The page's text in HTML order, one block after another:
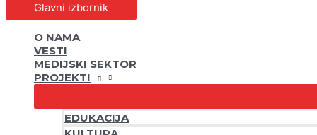
Glavni izbornik
O NAMA
VESTI
MEDIJSKI SEKTOR
PROJEKTI
EDUKACIJA